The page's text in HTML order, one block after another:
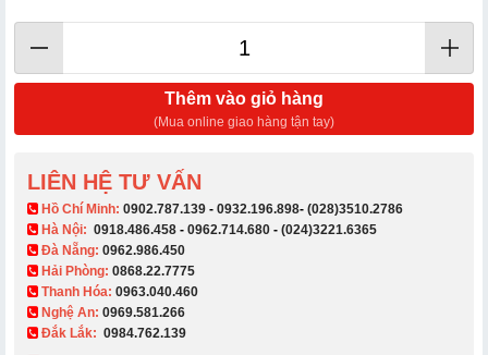
Thêm vào giỏ hàng
(Mua online giao hàng tận tay)
LIÊN HỆ TƯ VẤN
​ Hồ Chí Minh: 0902.787.139 - 0932.196.898- (028)3510.2786
Hà Nội: 0918.486.458 - 0962.714.680 - (024)3221.6365
Đà Nẵng: 0962.986.450
Hải Phòng: 0868.22.7775
Thanh Hóa: 0963.040.460
Nghệ An: 0969.581.266
Đắk Lắk: 0984.762.139